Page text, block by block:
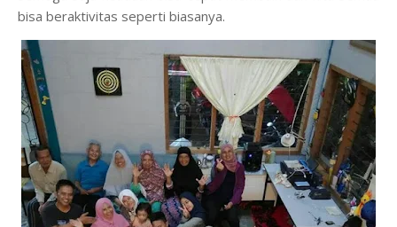
bisa beraktivitas seperti biasanya.